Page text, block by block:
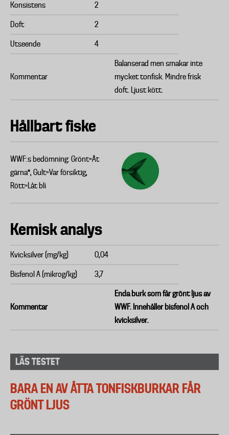
Konsistens 2
Doft 2
Utseende 4
Kommentar
Balanserad men smakar inte
mycket tonfisk. Mindre frisk
doft. Ljust kött.
Hållbart fiske
WWF:s bedömning: Grönt=Ät
gärna*, Gult=Var försiktig,
Rött=Låt bli
Kemisk analys
Kvicksilver (mg/kg) 0,04
Bisfenol A (mikrog/kg) 3,7
Kommentar
Enda burk som får grönt ljus av
WWF. Innehåller bisfenol A och
kvicksilver.
LÄS TESTET
BARA EN AV ÅTTA TONFISKBURKAR FÅR
GRÖNT LJUS